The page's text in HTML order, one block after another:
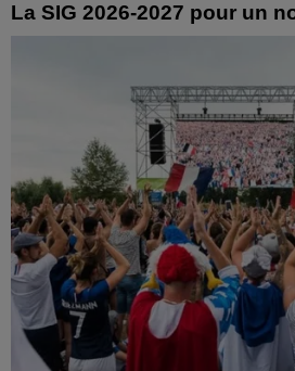
La SIG 2026-2027 pour un